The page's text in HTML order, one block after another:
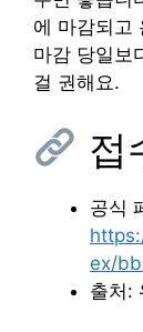
에 마감되고
마감 당일보
걸 권해요.
접
공식
ex/
출처: